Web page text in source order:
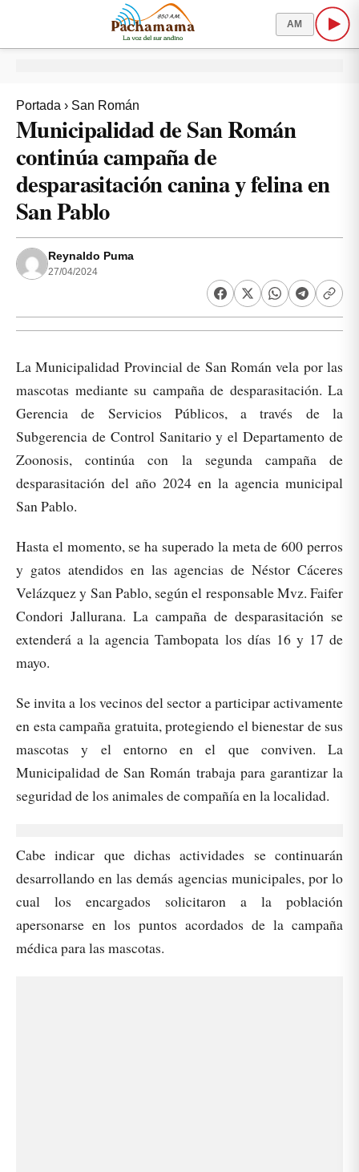
AM
Portada › San Román
Municipalidad de San Román
continúa campaña de
desparasitación canina y felina en
San Pablo
Reynaldo Puma
27/04/2024
La Municipalidad Provincial de San Román vela por las
mascotas mediante su campaña de desparasitación. La
Gerencia de Servicios Públicos, a través de la
Subgerencia de Control Sanitario y el Departamento de
Zoonosis, continúa con la segunda campaña de
desparasitación del año 2024 en la agencia municipal
San Pablo.
Hasta el momento, se ha superado la meta de 600 perros
y gatos atendidos en las agencias de Néstor Cáceres
Velázquez y San Pablo, según el responsable Mvz. Faifer
Condori Jallurana. La campaña de desparasitación se
extenderá a la agencia Tambopata los días 16 y 17 de
mayo.
Se invita a los vecinos del sector a participar activamente
en esta campaña gratuita, protegiendo el bienestar de sus
mascotas y el entorno en el que conviven. La
Municipalidad de San Román trabaja para garantizar la
seguridad de los animales de compañía en la localidad.
Cabe indicar que dichas actividades se continuarán
desarrollando en las demás agencias municipales, por lo
cual los encargados solicitaron a la población
apersonarse en los puntos acordados de la campaña
médica para las mascotas.